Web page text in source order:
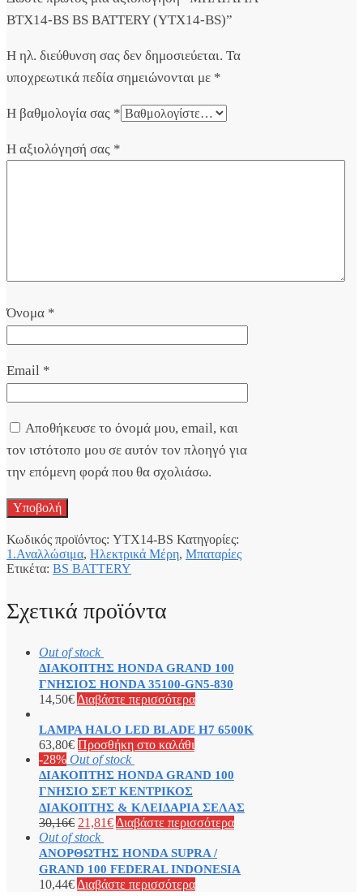
BTX14-BS BS BATTERY (YTX14-BS)”
Η ηλ. διεύθυνση σας δεν δημοσιεύεται. Τα
υποχρεωτικά πεδία σημειώνονται με *
Η βαθμολογία σας *
Η αξιολόγησή σας *
Όνομα *
Email *
Αποθήκευσε το όνομά μου, email, και
τον ιστότοπο μου σε αυτόν τον πλοηγό για
την επόμενη φορά που θα σχολιάσω.
Κωδικός προϊόντος: YTX14-BS Κατηγορίες:
1.Αναλλώσιμα, Ηλεκτρικά Μέρη, Μπαταρίες
Ετικέτα: BS BATTERY
Σχετικά προϊόντα
Out of stock
ΔΙΑΚΟΠΤΗΣ HONDA GRAND 100
ΓΝΗΣΙΟΣ HONDA 35100-GN5-830
14,50€ Διαβάστε περισσότερα
LAMPA HALO LED BLADE H7 6500K
63,80€ Προσθήκη στο καλάθι
-28% Out of stock
ΔΙΑΚΟΠΤΗΣ HONDA GRAND 100
ΓΝΗΣΙΟ ΣΕΤ ΚΕΝΤΡΙΚΟΣ
ΔΙΑΚΟΠΤΗΣ & ΚΛΕΙΔΑΡΙΑ ΣΕΛΑΣ
30,16€ 21,81€ Διαβάστε περισσότερα
Out of stock
ΑΝΟΡΘΩΤΗΣ HONDA SUPRA /
GRAND 100 FEDERAL INDONESIA
10,44€ Διαβάστε περισσότερα